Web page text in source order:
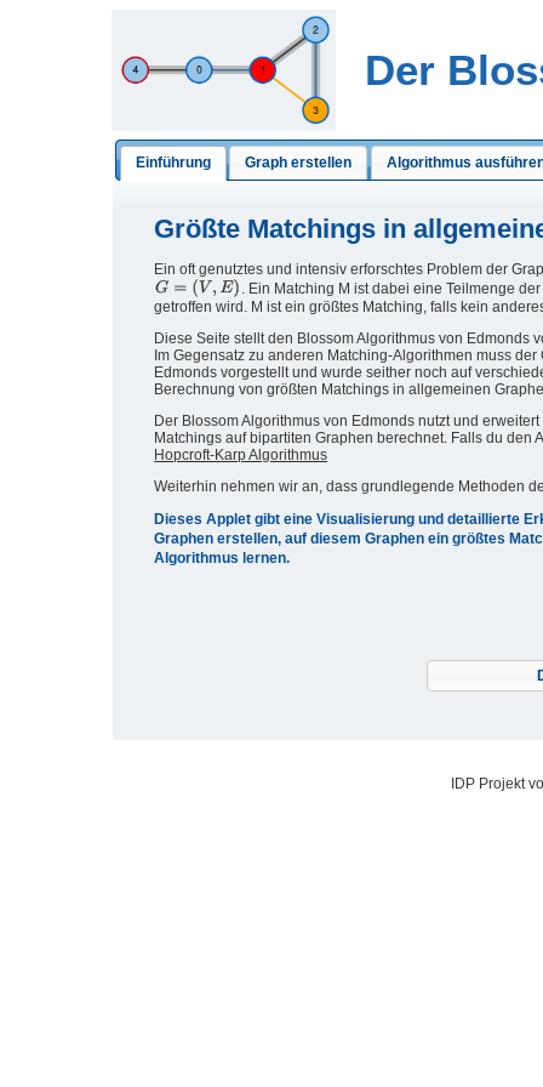
Der
Einführung Graph erstellen Algorithmus
Größte Matchings in
Ein oft genutztes und intensiv erforschtes Problem der
. Ein Matching M ist dabei eine Teilmenge
getroffen wird. M ist ein größtes Matching, falls kein
Diese Seite stellt den Blossom Algorithmus von
Im Gegensatz zu anderen Matching-Algorithmen muss
Edmonds vorgestellt und wurde seither noch auf
Berechnung von größten Matchings in allgemeinen
Der Blossom Algorithmus von Edmonds nutzt und
Matchings auf bipartiten Graphen berechnet. Falls du
Hopcroft-Karp Algorithmus
Weiterhin nehmen wir an, dass grundlegende Methoden
Dieses Applet gibt eine Visualisierung und detaillierte
Graphen erstellen, auf diesem Graphen ein größtes
Algorithmus lernen.
IDP Projekt